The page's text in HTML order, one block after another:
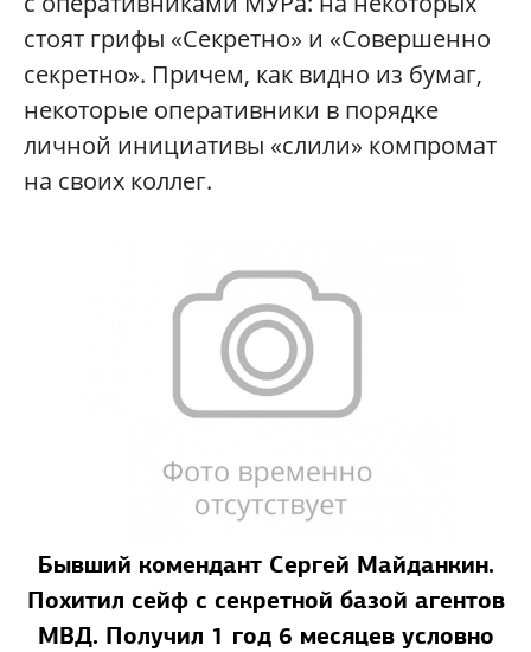
стоят грифы «Секретно» и «Совершенно
секретно». Причем, как видно из бумаг,
некоторые оперативники в порядке
личной инициативы «слили» компромат
на своих коллег.
Бывший комендант Сергей Майданкин.
Похитил сейф с секретной базой агентов
МВД. Получил 1 год 6 месяцев условно